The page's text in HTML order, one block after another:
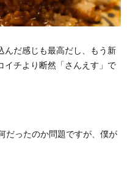
んだ感じも最高だし、もう新
イチより断然「さんえす」で
だったのか問題ですが、僕が